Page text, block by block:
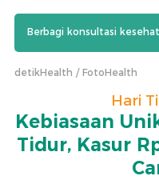
Berbagi konsultasi
detikHealth FotoHealth
Hari
Kebiasaan
Tidur, Kasur